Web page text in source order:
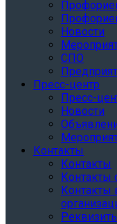
Новости
СПО
Пресс-центр
Пресс-
Новости
Контакты
Контакты
Контакты
Контакты